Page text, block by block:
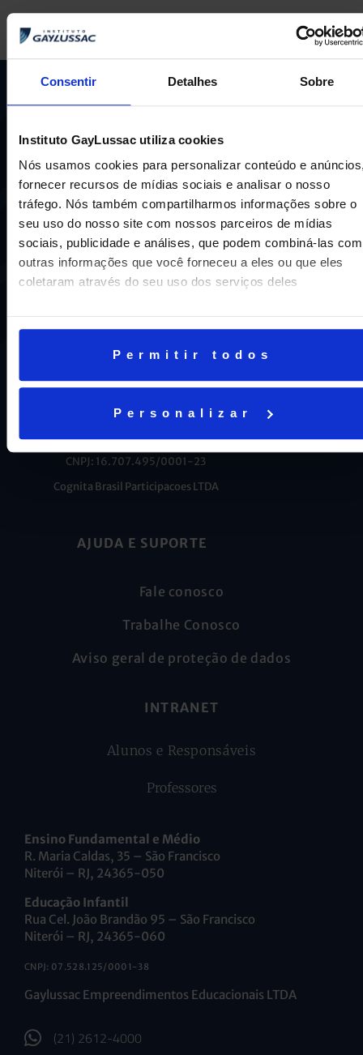
Consentir Detalhes Sobre
Instituto GayLussac utiliza cookies
Nós usamos cookies para personalizar conteúdo e
fornecer recursos de mídias sociais e analisar o nosso
tráfego. Nós também compartilharmos informações sobre o
seu uso do nosso site com nossos parceiros de mídias
sociais, publicidade e análises, que podem combiná-las com
outras informações que você forneceu a eles ou que eles
coletaram através do seu uso dos serviços deles
Permitir todos
Personalizar
Uma escola com mais de 70 anos de tradição e
compromisso de oferecer aos nossos alunos uma
educação inovadora e de vanguarda. A excelência está em
nosso DNA e por isso temos 16 anos como líderes do
ENEM em Niterói, somos a segunda melhor escola do
Estado e a sétima do Brasil.
CNPJ: 16.707.495/0001-23
Cognita Brasil Participacoes LTDA
AJUDA E SUPORTE
Fale conosco
Trabalhe Conosco
Aviso geral de proteção de dados
INTRANET
Alunos e Responsáveis
Professores
Ensino Fundamental e Médio
R. Maria Caldas, 35 – São Francisco
Niterói – RJ, 24365-050
Educação Infantil
Rua Cel. João Brandão 95 – São Francisco
Niterói – RJ, 24365-060
CNPJ: 07.528.125/0001-38
Gaylussac Empreendimentos Educacionais LTDA
(21) 2612-4000